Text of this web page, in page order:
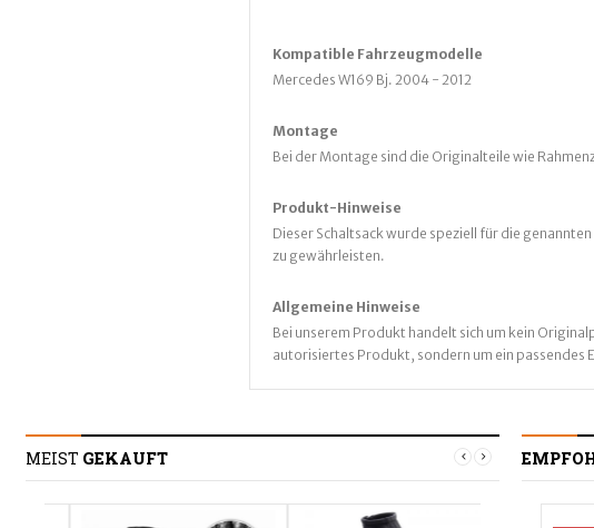
Kompatible Fahrzeugmodelle
Mercedes W169 Bj. 2004 - 2012
Montage
Bei der Montage sind die Originalteile wie
Produkt-Hinweise
Dieser Schaltsack wurde speziell für die
zu gewährleisten.
Allgemeine Hinweise
Bei unserem Produkt handelt sich um kein
autorisiertes Produkt, sondern um ein passendes
MEIST GEKAUFT